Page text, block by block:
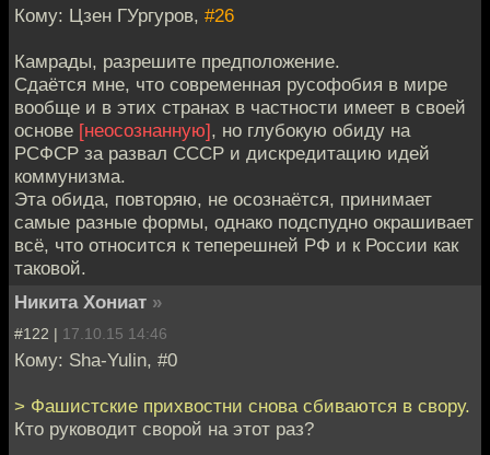
Кому: Цзен ГУргуров, #26
Камрады, разрешите предположение.
Сдаётся мне, что современная русофобия в мире
вообще и в этих странах в частности имеет в своей
основе [неосознанную], но глубокую обиду на
РСФСР за развал СССР и дискредитацию идей
коммунизма.
Эта обида, повторяю, не осознаётся, принимает
самые разные формы, однако подспудно окрашивает
всё, что относится к теперешней РФ и к России как
таковой.
Никита Хониат »
#122 | 17.10.15 14:46
Кому: Sha-Yulin, #0
> Фашистские прихвостни снова сбиваются в свору.
Кто руководит сворой на этот раз?